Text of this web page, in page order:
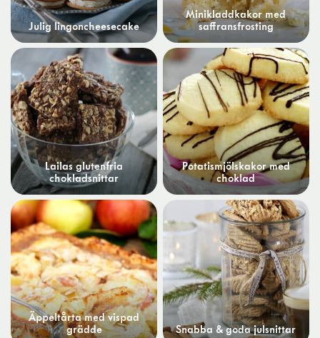
Julig lingoncheesecake
Minikladdkakor med
saffransfrosting
Lailas glutenfria
chokladsnittar
Potatismjölskakor med
choklad
Äppeltårta med vispad
grädde
Snabba & goda julsnittar